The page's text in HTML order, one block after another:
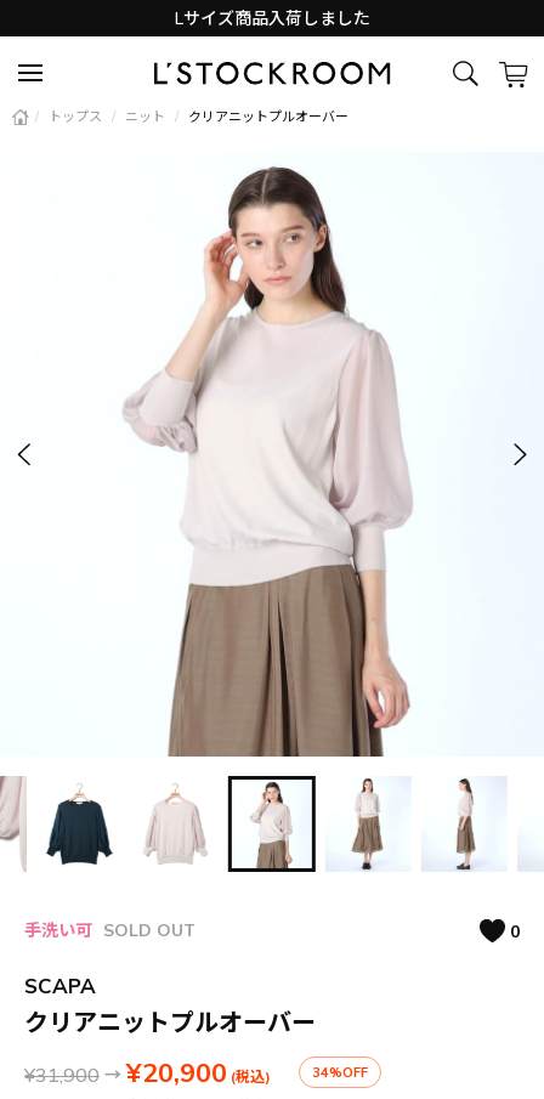
Lサイズ商品入荷しました
/ トップス / ニット / クリアニットプルオーバー
手洗い可 SOLD OUT 0
SCAPA
クリアニットプルオーバー
¥31,900 → ¥20,900 (税込) 34%OFF